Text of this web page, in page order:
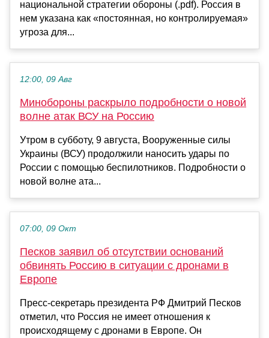
национальной стратегии обороны (.pdf). Россия в
нем указана как «постоянная, но контролируемая»
угроза для...
12:00, 09 Авг
Минобороны раскрыло подробности о новой
волне атак ВСУ на Россию
Утром в субботу, 9 августа, Вооруженные силы
Украины (ВСУ) продолжили наносить удары по
России с помощью беспилотников. Подробности о
новой волне ата...
07:00, 09 Окт
Песков заявил об отсутствии оснований
обвинять Россию в ситуации с дронами в
Европе
Пресс-секретарь президента РФ Дмитрий Песков
отметил, что Россия не имеет отношения к
происходящему с дронами в Европе. Он